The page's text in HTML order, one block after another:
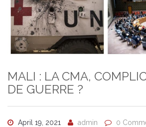
MALI : LA CMA,
DE GUERRE ?
April 19, 2021 admin 0